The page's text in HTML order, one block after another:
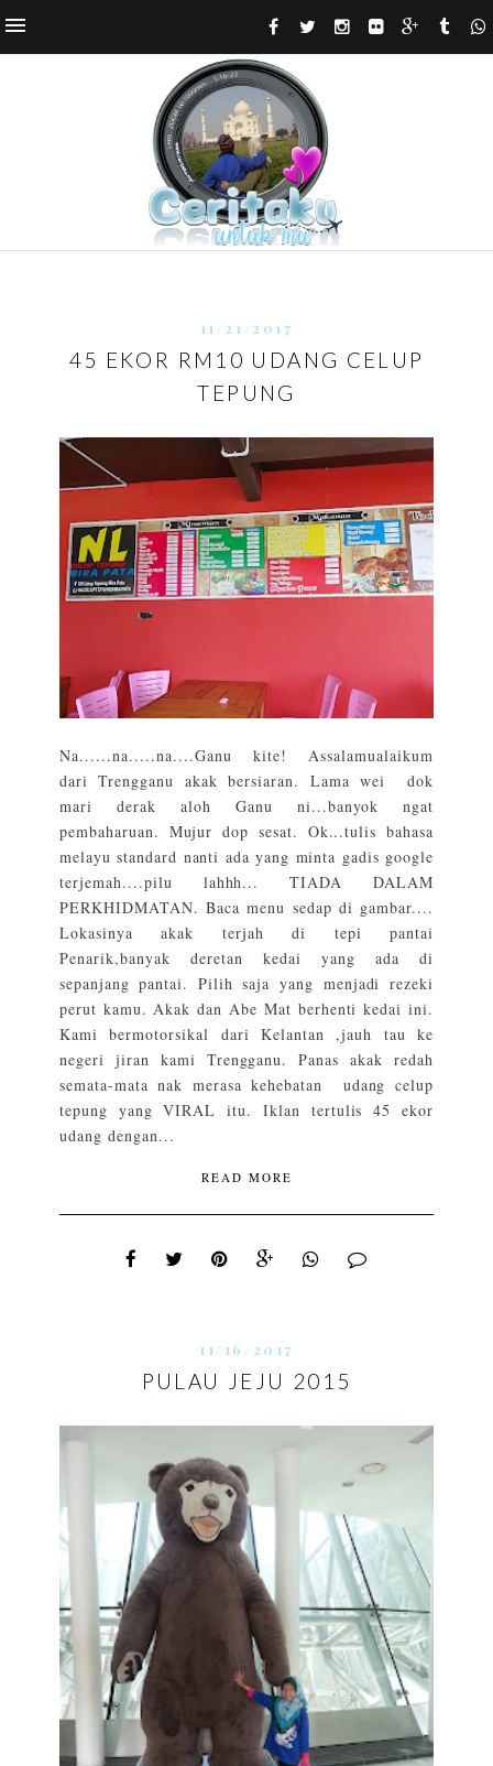
11/21/2017
45 EKOR RM10 UDANG CELUP
TEPUNG
Na......na.....na....Ganu kite! Assalamualaikum
dari Trengganu akak bersiaran. Lama wei dok
mari derak aloh Ganu ni...banyok ngat
pembaharuan. Mujur dop sesat. Ok...tulis bahasa
melayu standard nanti ada yang minta gadis google
terjemah....pilu lahhh... TIADA DALAM
PERKHIDMATAN. Baca menu sedap di gambar....
Lokasinya akak terjah di tepi pantai
Penarik,banyak deretan kedai yang ada di
sepanjang pantai. Pilih saja yang menjadi rezeki
perut kamu. Akak dan Abe Mat berhenti kedai ini.
Kami bermotorsikal dari Kelantan ,jauh tau ke
negeri jiran kami Trengganu. Panas akak redah
semata-mata nak merasa kehebatan udang celup
tepung yang VIRAL itu. Iklan tertulis 45 ekor
udang dengan...
READ MORE
11/16/2017
PULAU JEJU 2015